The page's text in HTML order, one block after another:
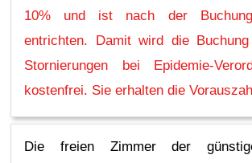
10% und ist nach der
entrichten. Damit wird die
Stornierungen bei Epidemie-
kostenfrei. Sie erhalten die
Die freien Zimmer der